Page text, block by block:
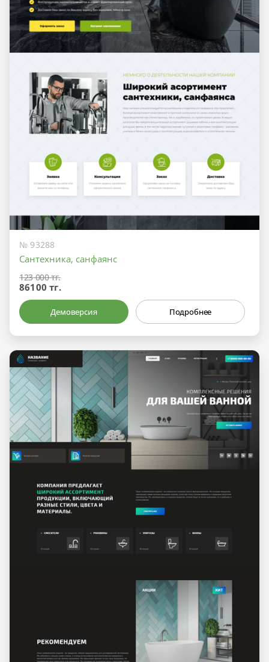
№ 93288
Сантехника, санфаянс
123 000 тг.
86100 тг.
Демоверсия Подробнее